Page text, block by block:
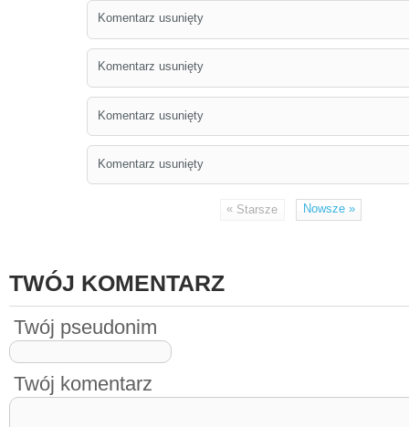
Komentarz usunięty
Komentarz usunięty
Komentarz usunięty
Komentarz usunięty
« Starsze Nowsze»
TWÓJ KOMENTARZ
Twój pseudonim
Twój komentarz